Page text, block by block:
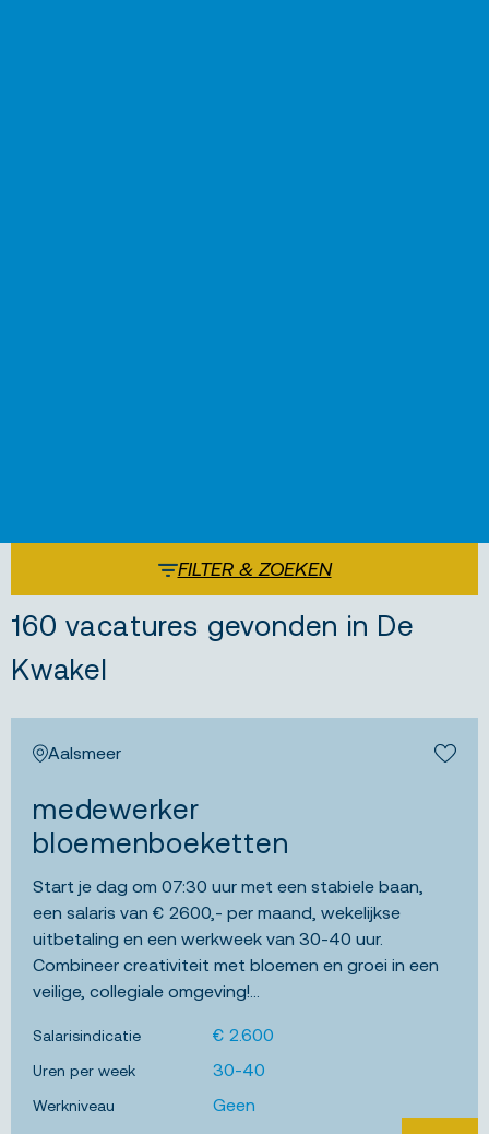
FILTER & ZOEKEN
160 vacatures gevonden in De
Kwakel
Aalsmeer
medewerker
bloemenboeketten
Start je dag om 07:30 uur met een stabiele baan,
een salaris van € 2600,- per maand, wekelijkse
uitbetaling en een werkweek van 30-40 uur.
Combineer creativiteit met bloemen en groei in een
veilige, collegiale omgeving!...
Salarisindicatie € 2.600
Uren per week 30-40
Werkniveau Geen